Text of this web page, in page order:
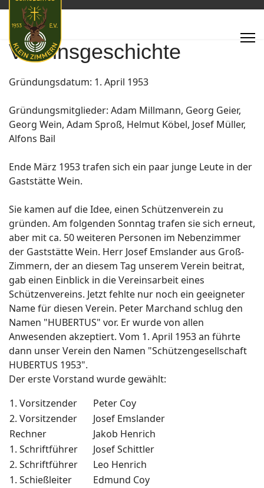
Vereinsgeschichte
Gründungsdatum: 1. April 1953
Gründungsmitglieder: Adam Millmann, Georg Geier,
Georg Wein, Adam Sproß, Helmut Köbel, Josef Müller,
Alfons Bail
Ende März 1953 trafen sich ein paar junge Leute in der
Gaststätte Wein.
Sie kamen auf die Idee, einen Schützenverein zu
gründen. Am folgenden Sonntag trafen sie sich erneut,
aber mit ca. 50 weiteren Personen im Nebenzimmer
der Gaststätte Wein. Herr Josef Emslander aus Groß-
Zimmern, der an diesem Tag unserem Verein beitrat,
gab einen Einblick in die Vereinsarbeit eines
Schützenvereins. Jetzt fehlte nur noch ein geeigneter
Name für diesen Verein. Peter Marchand schlug den
Namen "HUBERTUS" vor. Er wurde von allen
Anwesenden akzeptiert. Vom 1. April 1953 an führte
dann unser Verein den Namen "Schützengesellschaft
HUBERTUS 1953".
Der erste Vorstand wurde gewählt:
1. Vorsitzender
Peter Coy
2. Vorsitzender
Josef Emslander
Rechner
Jakob Henrich
1. Schriftführer
Josef Schittler
2. Schriftführer
Leo Henrich
1. Schießleiter
Edmund Coy